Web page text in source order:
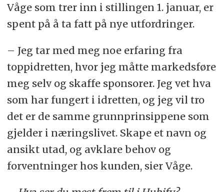
Våge som trer inn i stillingen 1. januar, er
spent på å ta fatt på nye utfordringer.
– Jeg tar med meg noe erfaring fra
toppidretten, hvor jeg måtte markedsføre
meg selv og skaffe sponsorer. Jeg vet hva
som har fungert i idretten, og jeg vil tro
det er de samme grunnprinsippene som
gjelder i næringslivet. Skape et navn og
ansikt utad, og avklare behov og
forventninger hos kunden, sier Våge.